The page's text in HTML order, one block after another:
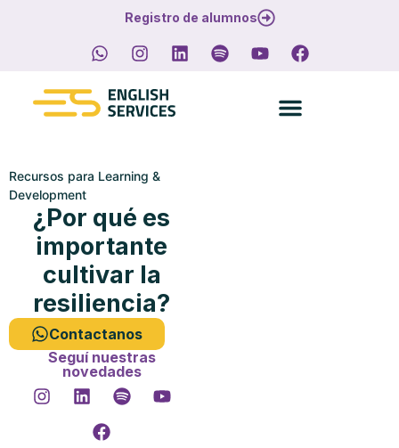
Registro de alumnos
Recursos para Learning &
Development
¿Por qué es
importante
cultivar la
resiliencia?
Contactanos
Seguí nuestras
novedades